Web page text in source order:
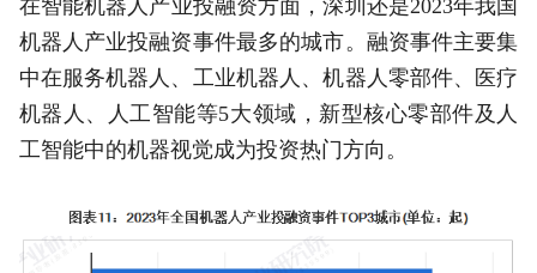
在智能机器人产业投融资方面，深圳还是2023年我国
机器人产业投融资事件最多的城市。融资事件主要集
中在服务机器人、工业机器人、机器人零部件、医疗
机器人、人工智能等5大领域，新型核心零部件及人
工智能中的机器视觉成为投资热门方向。